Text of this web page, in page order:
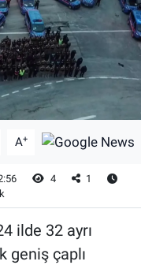
A+
4
1
ilde 32 ayrı
geniş çaplı